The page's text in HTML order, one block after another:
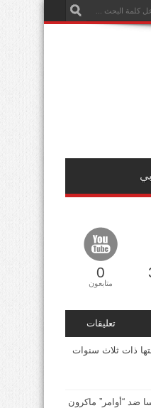
0
متابعون
تعليقات
ذات ثلاث سنوات
ضد “أوامر” ماكرون